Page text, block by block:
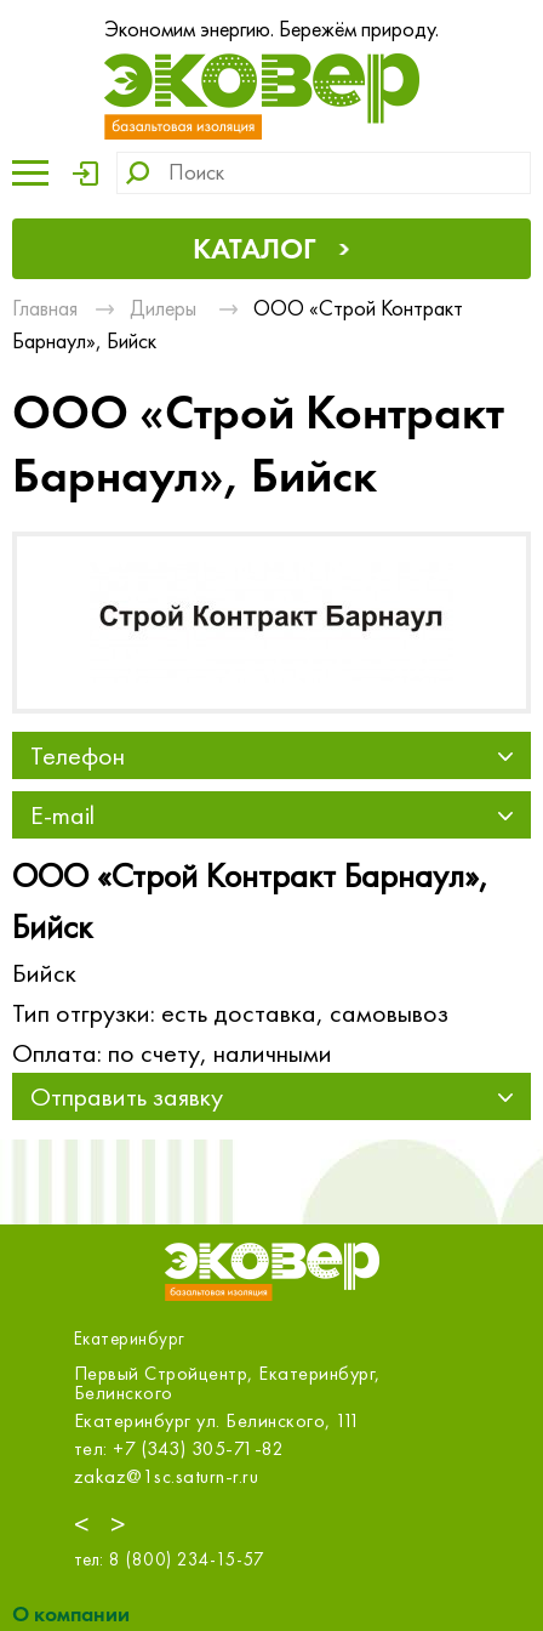
Экономим энергию. Бережём природу.
КАТАЛОГ
Главная Дилеры
ООО «Строй Контракт
Барнаул», Бийск
ООО «Строй Контракт
Барнаул», Бийск
Телефон
E-mail
ООО «Строй Контракт Барнаул»,
Бийск
Бийск
Тип отгрузки: есть доставка, самовывоз
Оплата: по счету, наличными
Отправить заявку
Екатеринбург
<
Первый Стройцентр, Екатеринбург,
Белинского
Екатеринбург ул. Белинского, 111
тел: +7 (343) 305-71-82
zakaz@1sc.saturn-r.ru
>
тел: 8 (800) 234-15-57
О компании